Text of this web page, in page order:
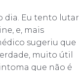
dia. Eu tento lutar
e, mais
sugeriu que
muito útil
que não é